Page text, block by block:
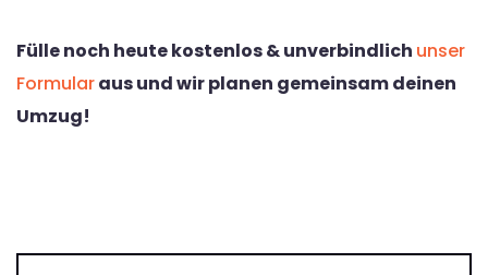
Fülle noch heute kostenlos & unverbindlich unser
Formularaus und wir planen gemeinsam deinen
Umzug!